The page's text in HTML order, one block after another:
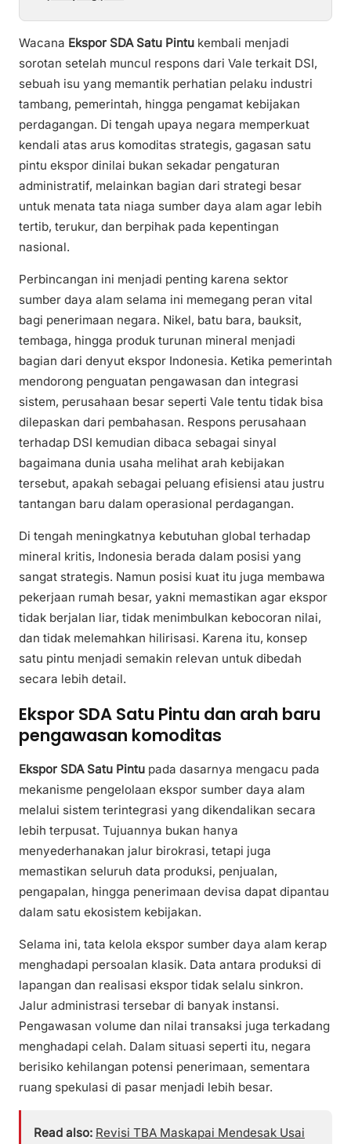
Wacana Ekspor SDA Satu Pintu kembali menjadi
sorotan setelah muncul respons dari Vale terkait DSI,
sebuah isu yang memantik perhatian pelaku industri
tambang, pemerintah, hingga pengamat kebijakan
perdagangan. Di tengah upaya negara memperkuat
kendali atas arus komoditas strategis, gagasan satu
pintu ekspor dinilai bukan sekadar pengaturan
administratif, melainkan bagian dari strategi besar
untuk menata tata niaga sumber daya alam agar lebih
tertib, terukur, dan berpihak pada kepentingan
nasional.
Perbincangan ini menjadi penting karena sektor
sumber daya alam selama ini memegang peran vital
bagi penerimaan negara. Nikel, batu bara, bauksit,
tembaga, hingga produk turunan mineral menjadi
bagian dari denyut ekspor Indonesia. Ketika pemerintah
mendorong penguatan pengawasan dan integrasi
sistem, perusahaan besar seperti Vale tentu tidak bisa
dilepaskan dari pembahasan. Respons perusahaan
terhadap DSI kemudian dibaca sebagai sinyal
bagaimana dunia usaha melihat arah kebijakan
tersebut, apakah sebagai peluang efisiensi atau justru
tantangan baru dalam operasional perdagangan.
Di tengah meningkatnya kebutuhan global terhadap
mineral kritis, Indonesia berada dalam posisi yang
sangat strategis. Namun posisi kuat itu juga membawa
pekerjaan rumah besar, yakni memastikan agar ekspor
tidak berjalan liar, tidak menimbulkan kebocoran nilai,
dan tidak melemahkan hilirisasi. Karena itu, konsep
satu pintu menjadi semakin relevan untuk dibedah
secara lebih detail.
Ekspor SDA Satu Pintu dan arah baru
pengawasan komoditas
Ekspor SDA Satu Pintu pada dasarnya mengacu pada
mekanisme pengelolaan ekspor sumber daya alam
melalui sistem terintegrasi yang dikendalikan secara
lebih terpusat. Tujuannya bukan hanya
menyederhanakan jalur birokrasi, tetapi juga
memastikan seluruh data produksi, penjualan,
pengapalan, hingga penerimaan devisa dapat dipantau
dalam satu ekosistem kebijakan.
Selama ini, tata kelola ekspor sumber daya alam kerap
menghadapi persoalan klasik. Data antara produksi di
lapangan dan realisasi ekspor tidak selalu sinkron.
Jalur administrasi tersebar di banyak instansi.
Pengawasan volume dan nilai transaksi juga terkadang
menghadapi celah. Dalam situasi seperti itu, negara
berisiko kehilangan potensi penerimaan, sementara
ruang spekulasi di pasar menjadi lebih besar.
Read also: Revisi TBA Maskapai Mendesak Usai